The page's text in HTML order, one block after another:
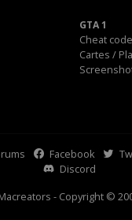
GTA 1
Cheat
Cartes /
Facebook
Discord
- Copyright ©